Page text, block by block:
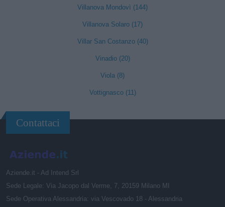
Villanova Mondovì (144)
Villanova Solaro (17)
Villar San Costanzo (40)
Vinadio (20)
Viola (8)
Vottignasco (11)
Contattaci
Aziende.it - Ad Intend Srl
Sede Legale: Via Jacopo dal Verme, 7, 20159 Milano MI
Sede Operativa Alessandria: via Vescovado 18 - Alessandria